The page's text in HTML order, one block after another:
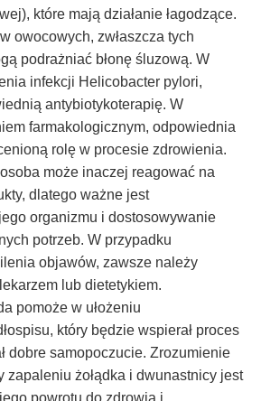
które mają działanie łagodzące.
owocowych, zwłaszcza tych
podrażniać błonę śluzową. W
infekcji Helicobacter pylori,
antybiotykoterapię. W
farmakologicznym, odpowiednia
rolę w procesie zdrowienia.
może inaczej reagować na
dlatego ważne jest
organizmu i dostosowywanie
potrzeb. W przypadku
objawów, zawsze należy
lub dietetykiem.
pomoże w ułożeniu
który będzie wspierał proces
dobre samopoczucie. Zrozumienie
zapaleniu żołądka i dwunastnicy jest
powrotu do zdrowia i